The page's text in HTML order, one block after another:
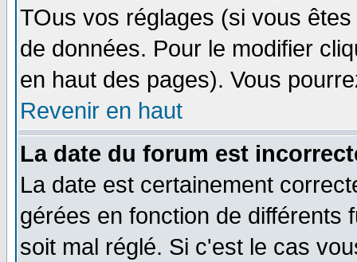
TOus vos réglages (si vous
de données. Pour le modifier
en haut des pages). Vous
Revenir en haut
La date du forum est
La date est certainement
gérées en fonction de différents
soit mal réglé. Si c'est le cas